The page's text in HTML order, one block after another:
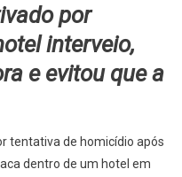
Presa
Por
Tentativa
Após
Atacar
por
interveio,
e evitou que a
tentativa de homicídio após
dentro de um hotel em